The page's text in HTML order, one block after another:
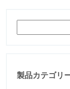
製品カテゴリ